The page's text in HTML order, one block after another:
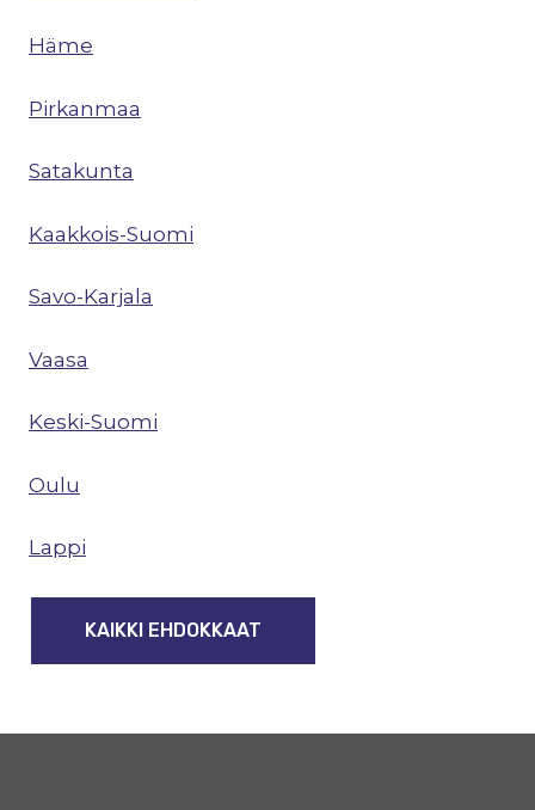
Häme
Pirkanmaa
Satakunta
Kaakkois-Suomi
Savo-Karjala
Vaasa
Keski-Suomi
Oulu
Lappi
KAIKKI EHDOKKAAT